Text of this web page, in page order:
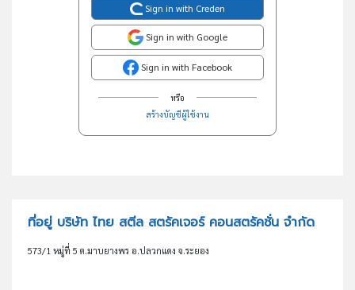
Sign in with Creden
Sign in with Google
Sign in with Facebook
หรือ
สร้างบัญชีผู้ใช้งาน
ที่อยู่ บริษัท ไทย สตีล สตรัคเจอร์ คอนสตรัคชั่น จำกัด
573/1 หมู่ที่ 5 ต.มาบยางพร อ.ปลวกแดง จ.ระยอง